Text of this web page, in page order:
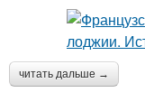
читать дальше →